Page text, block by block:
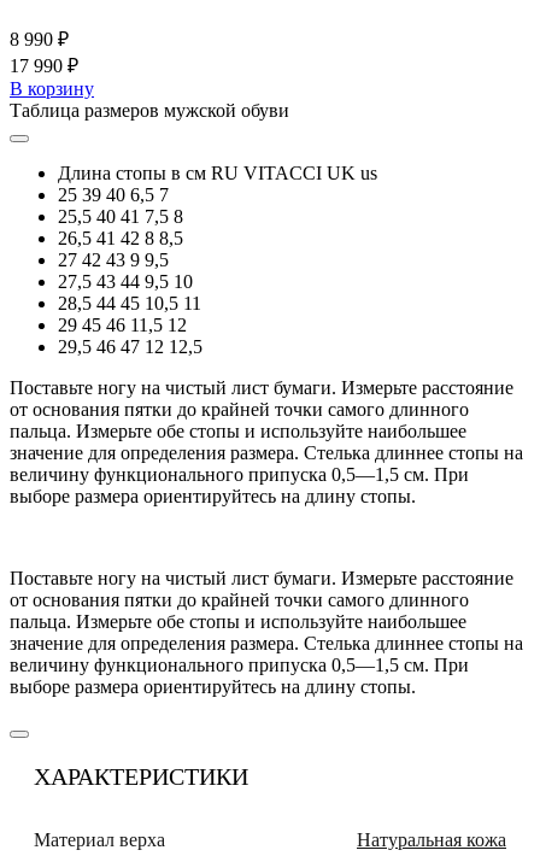
8 990 ₽
17 990 ₽
В корзину
Таблица размеров мужской обуви
Длина стопы в см RU VITACCI UK us
25 39 40 6,5 7
25,5 40 41 7,5 8
26,5 41 42 8 8,5
27 42 43 9 9,5
27,5 43 44 9,5 10
28,5 44 45 10,5 11
29 45 46 11,5 12
29,5 46 47 12 12,5
Поставьте ногу на чистый лист бумаги. Измерьте расстояние
от основания пятки до крайней точки самого длинного
пальца. Измерьте обе стопы и используйте наибольшее
значение для определения размера. Стелька длиннее стопы на
величину функционального припуска 0,5—1,5 см. При
выборе размера ориентируйтесь на длину стопы.
Поставьте ногу на чистый лист бумаги. Измерьте расстояние
от основания пятки до крайней точки самого длинного
пальца. Измерьте обе стопы и используйте наибольшее
значение для определения размера. Стелька длиннее стопы на
величину функционального припуска 0,5—1,5 см. При
выборе размера ориентируйтесь на длину стопы.
ХАРАКТЕРИСТИКИ
Материал верха Натуральная кожа